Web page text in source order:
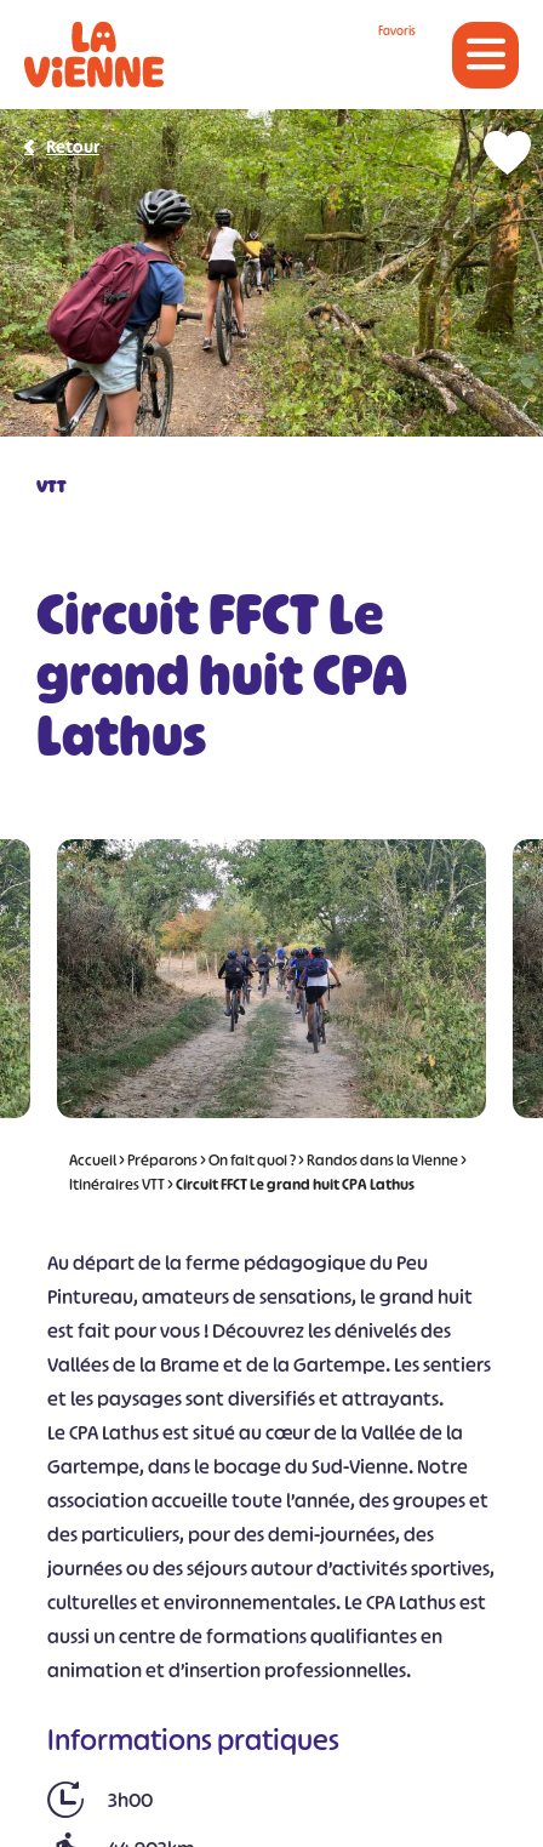
Favoris
VTT
Circuit FFCT Le
grand huit CPA
Lathus
Retour
Accueil>Préparons>On fait quoi ?>Randos dans la Vienne>
Itinéraires VTT>Circuit FFCT Le grand huit CPA Lathus
Au départ de la ferme pédagogique du Peu
Pintureau, amateurs de sensations, le grand huit
est fait pour vous ! Découvrez les dénivelés des
Vallées de la Brame et de la Gartempe. Les sentiers
et les paysages sont diversifiés et attrayants.
Le CPA Lathus est situé au cœur de la Vallée de la
Gartempe, dans le bocage du Sud-Vienne. Notre
association accueille toute l’année, des groupes et
des particuliers, pour des demi-journées, des
journées ou des séjours autour d’activités sportives,
culturelles et environnementales. Le CPA Lathus est
aussi un centre de formations qualifiantes en
animation et d’insertion professionnelles.
Informations pratiques
3h00